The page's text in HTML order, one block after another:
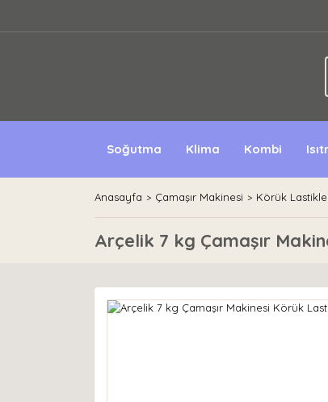
Soğutma Klima Kombi
Anasayfa Çamaşır Makinesi Körük
Arçelik 7 kg Çamaşır